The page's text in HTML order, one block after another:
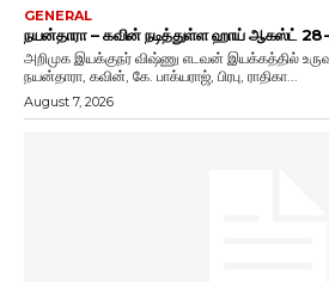
GENERAL
நயன்தாரா – கவின் நடித்துள்ள ஹாய் ஆகஸ்ட் 28-
அறிமுக இயக்குநர் விஷ்ணு எடவன் இயக்கத்தில்
நயன்தாரா, கவின், கே. பாக்யராஜ், பிரபு, ராதிகா...
August 7, 2026